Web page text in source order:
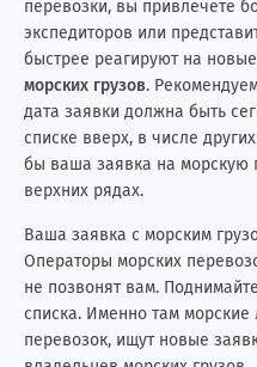
перевозки, вы привлечете
экспедиторов или
быстрее реагируют на
морских грузов.
дата заявки должна быть
списке вверх, в числе
бы ваша заявка на морскую
верхних рядах.
Ваша заявка с морским
Операторы морских
не позвонят вам.
списка. Именно там
перевозок, ищут новые